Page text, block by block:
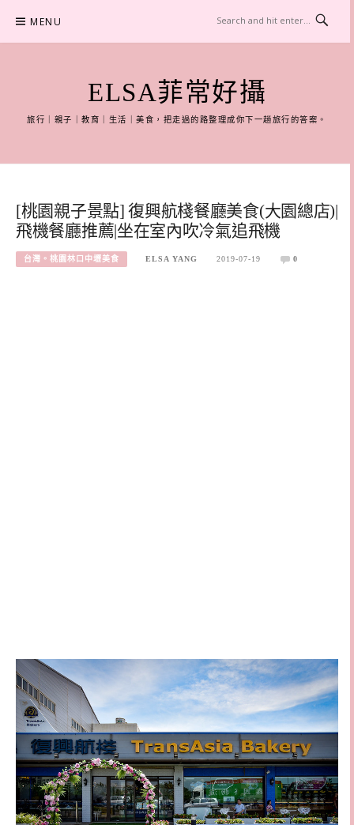
content
MENU
ELSA菲常好攝
旅行｜親子｜教育｜生活｜美食，把走過的路整理成你下一趟旅行的答案。
[桃園親子景點] 復興航棧餐廳美食(大園總店)|
飛機餐廳推薦|坐在室內吹冷氣追飛機
台灣。桃園林口中壢美食 ELSA YANG 2019-07-19 0